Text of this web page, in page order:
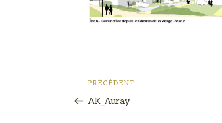
PRÉCÉDENT
AK_Auray